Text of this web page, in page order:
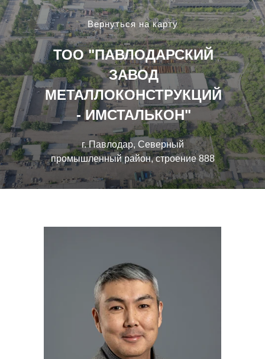
ТОО "ПАВЛОДАРСКИЙ
ЗАВОД
МЕТАЛЛОКОНСТРУКЦИЙ
- ИМСТАЛЬКОН"
г. Павлодар, Северный
промышленный район, строение 888
Вернуться на карту